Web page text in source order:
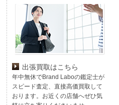
出張買取はこちら
年中無休でBrand Laboの鑑定士が
スピード査定、直接高価買取して
おります。お近くの店舗へぜひ気